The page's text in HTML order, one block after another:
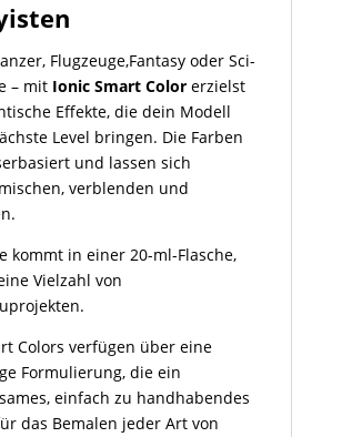
Flugzeuge,Fantasy oder Sci-
– mit Ionic Smart Colorerzielst
Effekte, die dein Modell
Level bringen. Die Farben
und lassen sich
verblenden und
kommt in einer 20-ml-Flasche,
Vielzahl von
Colors verfügen über eine
Formulierung, die ein
einfach zu handhabendes
das Bemalen jeder Art von